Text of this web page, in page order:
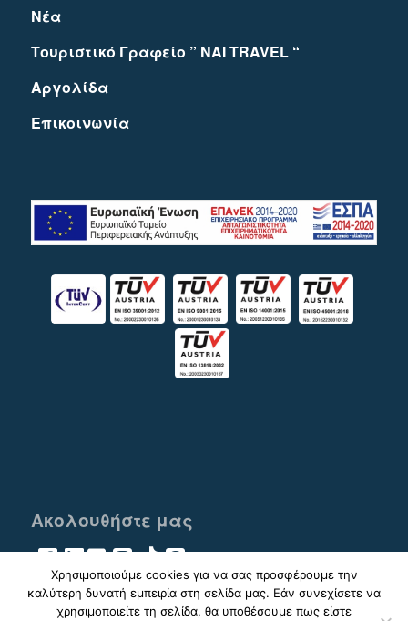
Νέα
Τουριστικό Γραφείο ” NAI TRAVEL “
Αργολίδα
Eπικοινωνία
Ακολουθήστε μας
Χρησιμοποιούμε cookies για να σας προσφέρουμε την
καλύτερη δυνατή εμπειρία στη σελίδα μας. Εάν συνεχίσετε να
χρησιμοποιείτε τη σελίδα, θα υποθέσουμε πως είστε